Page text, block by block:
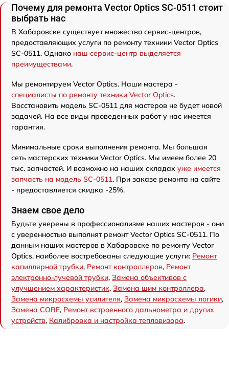
Почему для ремонта Vector Optics SC-0511 стоит
выбрать нас
В Хабаровске существует множество сервис-центров,
предоставляющих услуги по ремонту техники Vector Optics
SC-0511. Однако наш сервис-центр выделяется
преимуществами.
Мы ремонтируем Vector Optics. Наши мастера -
специалисты по ремонту техники Vector Optics.
Восстановить модель SC-0511 для мастеров не будет новой
задачей. На все виды проведенных работ у нас имеется
гарантия.
Минимальные сроки выполнения ремонта. Мы большая
сеть мастерских техники Vector Optics. Мы имеем более 20
тыс. запчастей. И возможно на наших складах уже имеется
запчасть на модель SC-0511. При заказе ремонта на сайте
- предоставляется скидка -25%.
Знаем свое дело
Будьте уверены в профессионализме наших мастеров - они
с уверенностью выполнят ремонт Vector Optics SC-0511. По
данным наших мастеров в Хабаровске по ремонту Vector
Optics, наиболее востребованы следующие услуги: Ремонт
капиллярной трубки, Ремонт контроллеров, Ремонт
электронно-лучевой трубки, Замена объективов с
улучшением характеристик, Замена шим контроллера,
Замена микросхемы усилителя, Замена микросхемы логики,
Замена CORE, Ремонт встроенного дальнометра и других
устройств, Калибровка и настройка тепловизора.